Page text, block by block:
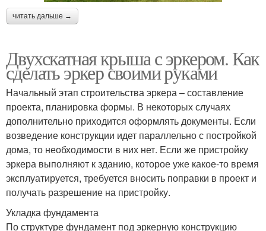
читать дальше →
Двухскатная крыша с эркером. Как
сделать эркер своими руками
Начальный этап строительства эркера – составление
проекта, планировка формы. В некоторых случаях
дополнительно приходится оформлять документы. Если
возведение конструкции идет параллельно с постройкой
дома, то необходимости в них нет. Если же пристройку
эркера выполняют к зданию, которое уже какое-то время
эксплуатируется, требуется вносить поправки в проект и
получать разрешение на пристройку.
Укладка фундамента
По структуре фундамент под эркерную конструкцию